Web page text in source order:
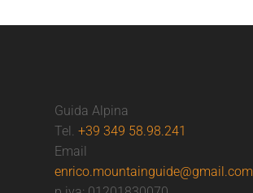
Guida Alpina
Tel.+39 349 58.98.241
Email
enrico.mountainguide@gmail.com